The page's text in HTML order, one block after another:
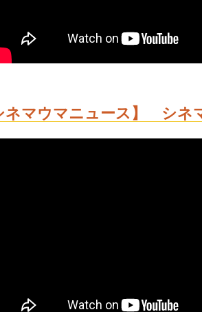
ネマウマニュース】 シネ